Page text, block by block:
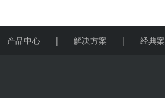
产品中心 | 解决方案 | 经典